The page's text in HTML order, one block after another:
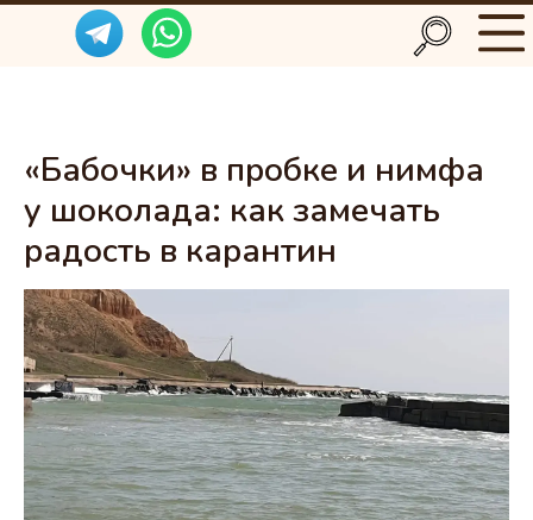
«Бабочки» в пробке и нимфа
у шоколада: как замечать
радость в карантин